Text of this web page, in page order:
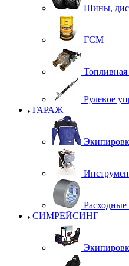
Шины,
ГСМ
Топливная
Рулевое
ГАРАЖ
СИМРЕЙСИНГ